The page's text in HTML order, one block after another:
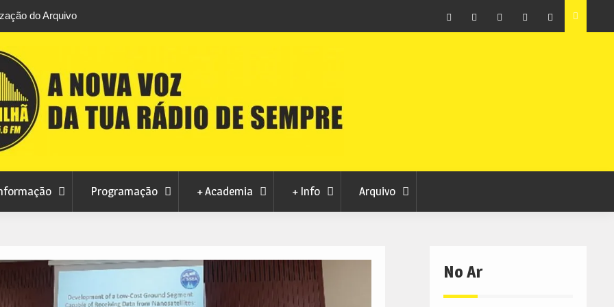
este sábado
domingo
Sporting da Covilhã divulga bilhética para a nova época
Programação + Academia + Info Arquivo
No Ar